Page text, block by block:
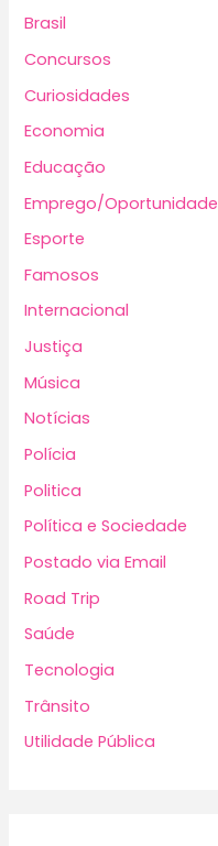
Brasil
Concursos
Curiosidades
Economia
Educação
Emprego/Oportunidade
Esporte
Famosos
Internacional
Justiça
Música
Notícias
Polícia
Politica
Política e Sociedade
Postado via Email
Road Trip
Saúde
Tecnologia
Trânsito
Utilidade Pública